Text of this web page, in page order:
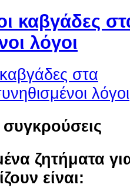
καβγάδες
λόγοι
ζητήματα
είναι: